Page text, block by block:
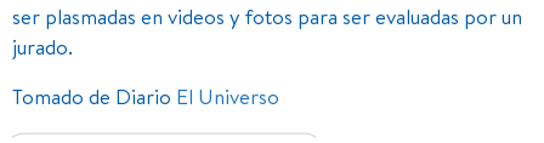
ser plasmadas en videos y fotos para ser evaluadas por un
jurado.
Tomado de Diario El Universo